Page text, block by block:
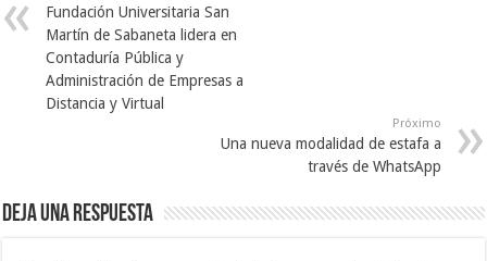
Fundación Universitaria San
Martín de Sabaneta lidera en
Contaduría Pública y
Administración de Empresas a
Distancia y Virtual
Próximo
Una nueva modalidad de estafa a
través de WhatsApp
Deja una respuesta